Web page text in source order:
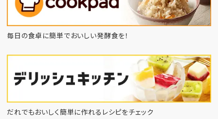
毎日の食卓に簡単でおいしい発酵食を！
だれでもおいしく簡単に作れるレシピをチェック